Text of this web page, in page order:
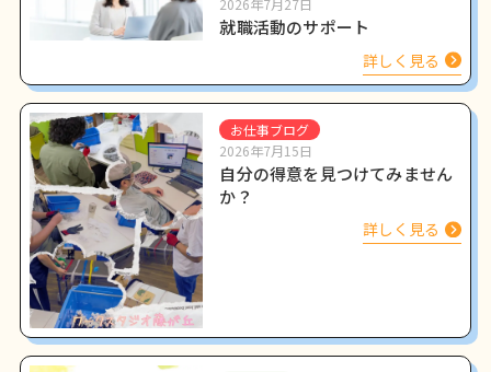
2026年7月27日
就職活動のサポート
詳しく見る
お仕事ブログ
2026年7月15日
自分の得意を見つけてみません
か？
詳しく見る